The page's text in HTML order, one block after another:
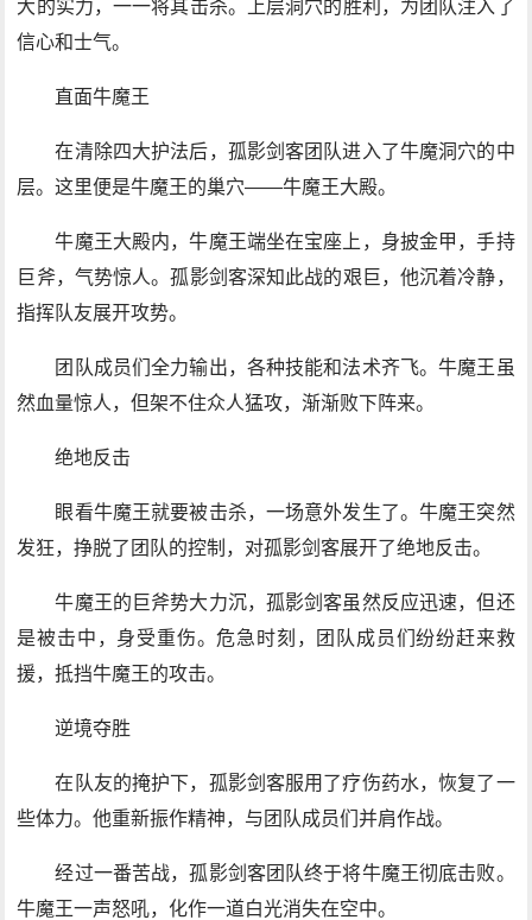
大的实力，一一将其击杀。上层洞穴的胜利，为团队注入了
信心和士气。
直面牛魔王
在清除四大护法后，孤影剑客团队进入了牛魔洞穴的中
层。这里便是牛魔王的巢穴——牛魔王大殿。
牛魔王大殿内，牛魔王端坐在宝座上，身披金甲，手持
巨斧，气势惊人。孤影剑客深知此战的艰巨，他沉着冷静，
指挥队友展开攻势。
团队成员们全力输出，各种技能和法术齐飞。牛魔王虽
然血量惊人，但架不住众人猛攻，渐渐败下阵来。
绝地反击
眼看牛魔王就要被击杀，一场意外发生了。牛魔王突然
发狂，挣脱了团队的控制，对孤影剑客展开了绝地反击。
牛魔王的巨斧势大力沉，孤影剑客虽然反应迅速，但还
是被击中，身受重伤。危急时刻，团队成员们纷纷赶来救
援，抵挡牛魔王的攻击。
逆境夺胜
在队友的掩护下，孤影剑客服用了疗伤药水，恢复了一
些体力。他重新振作精神，与团队成员们并肩作战。
经过一番苦战，孤影剑客团队终于将牛魔王彻底击败。
牛魔王一声怒吼，化作一道白光消失在空中。